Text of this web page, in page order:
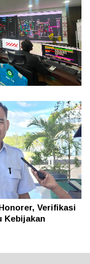
Penjualan
12,65
Verifikasi
Kebijakan